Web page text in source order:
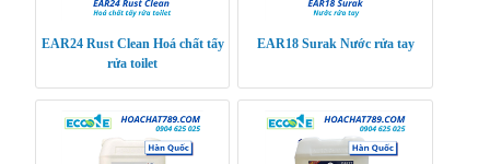
EAR24 Rust Clean Hoá chất tẩy
rửa toilet
EAR18 Surak Nước rửa tay